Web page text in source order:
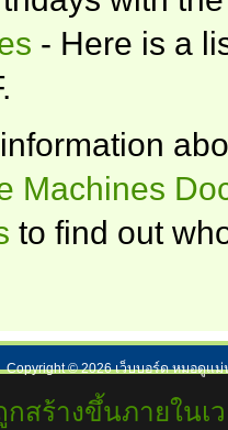
- Here is a
Machines
to find out
Copyright ©2026เว็บบอร์ด หมอดูแม่
สร้างขึ้นภายในเ